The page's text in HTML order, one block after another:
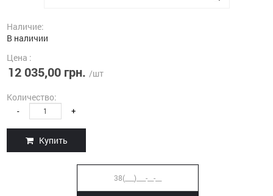
Наличие:
В наличии
Цена :
12 035,00 грн. /шт
Количество:
- +
Купить